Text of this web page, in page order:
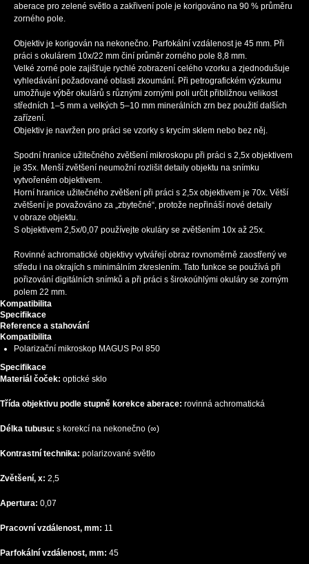
aberace pro zelené světlo a zakřivení pole je korigováno na 90 % průměru
zorného pole.
Objektiv je korigován na nekonečno. Parfokální vzdálenost je 45 mm. Při
práci s okulárem 10x/22 mm činí průměr zorného pole 8,8 mm.
Velké zorné pole zajišťuje rychlé zobrazení celého vzorku a zjednodušuje
vyhledávání požadované oblasti zkoumání. Při petrografickém výzkumu
umožňuje výběr okulárů s různými zornými poli určit přibližnou velikost
středních 1–5 mm a velkých 5–10 mm minerálních zrn bez použití dalších
zařízení.
Objektiv je navržen pro práci se vzorky s krycím sklem nebo bez něj.
Spodní hranice užitečného zvětšení mikroskopu při práci s 2,5x objektivem
je 35x. Menší zvětšení neumožní rozlišit detaily objektu na snímku
vytvořeném objektivem.
Horní hranice užitečného zvětšení při práci s 2,5x objektivem je 70x. Větší
zvětšení je považováno za „zbytečné“, protože nepřináší nové detaily
v obraze objektu.
S objektivem 2,5x/0,07 používejte okuláry se zvětšením 10x až 25x.
Rovinné achromatické objektivy vytvářejí obraz rovnoměrně zaostřený ve
středu i na okrajích s minimálním zkreslením. Tato funkce se používá při
pořizování digitálních snímků a při práci s širokoúhlými okuláry se zorným
polem 22 mm.
Kompatibilita
Specifikace
Reference a stahování
Kompatibilita
Polarizační mikroskop MAGUS Pol 850
Specifikace
Materiál čoček: optické sklo
Třída objektivu podle stupně korekce aberace: rovinná achromatická
Délka tubusu: s korekcí na nekonečno (∞)
Kontrastní technika: polarizované světlo
Zvětšení, x: 2,5
Apertura: 0,07
Pracovní vzdálenost, mm: 11
Parfokální vzdálenost, mm: 45